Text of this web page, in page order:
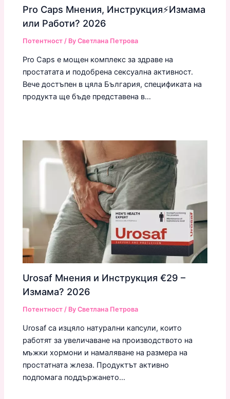
Pro Caps Мнения, Инструкция⚡️Измама
или Работи? 2026
Потентност / ByСветлана Петрова
Pro Caps е мощен комплекс за здраве на
простатата и подобрена сексуална активност.
Вече достъпен в цяла България, спецификата на
продукта ще бъде представена в…
Urosaf Мнения и Инструкция €29 –
Измама? 2026
Потентност / ByСветлана Петрова
Urosaf са изцяло натурални капсули, които
работят за увеличаване на производството на
мъжки хормони и намаляване на размера на
простатната жлеза. Продуктът активно
подпомага поддържането…